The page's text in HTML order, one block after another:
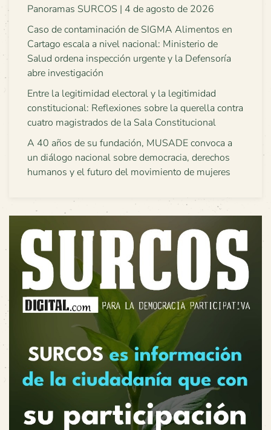
Panoramas SURCOS | 4 de agosto de 2026
Caso de contaminación de SIGMA Alimentos en
Cartago escala a nivel nacional: Ministerio de
Salud ordena inspección urgente y la Defensoría
abre investigación
Entre la legitimidad electoral y la legitimidad
constitucional: Reflexiones sobre la querella contra
cuatro magistrados de la Sala Constitucional
A 40 años de su fundación, MUSADE convoca a
un diálogo nacional sobre democracia, derechos
humanos y el futuro del movimiento de mujeres